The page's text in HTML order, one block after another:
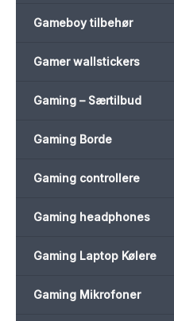
Gameboy tilbehør
Gamer wallstickers
Gaming – Særtilbud
Gaming Borde
Gaming controllere
Gaming headphones
Gaming Laptop Kølere
Gaming Mikrofoner